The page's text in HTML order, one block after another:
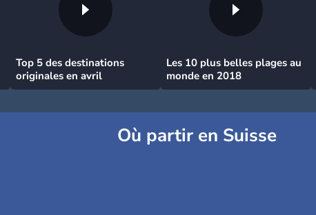
Top 5 des destinations
originales en avril
Les 10 plus belles plages au
monde en 2018
Où partir en Suisse